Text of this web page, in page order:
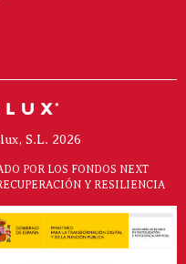
S.L. 2026
POR LOS FONDOS NEXT
Y RESILIENCIA